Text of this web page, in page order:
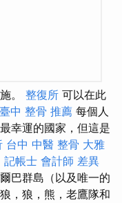
。 整復所 可以在此
臺中 整骨 推薦 每個人
幸運的國家，但這是
台中 中醫 整骨 大雅
記帳士 會計師 差異
巴群島（以及唯一的
，狼，熊，老鷹隊和